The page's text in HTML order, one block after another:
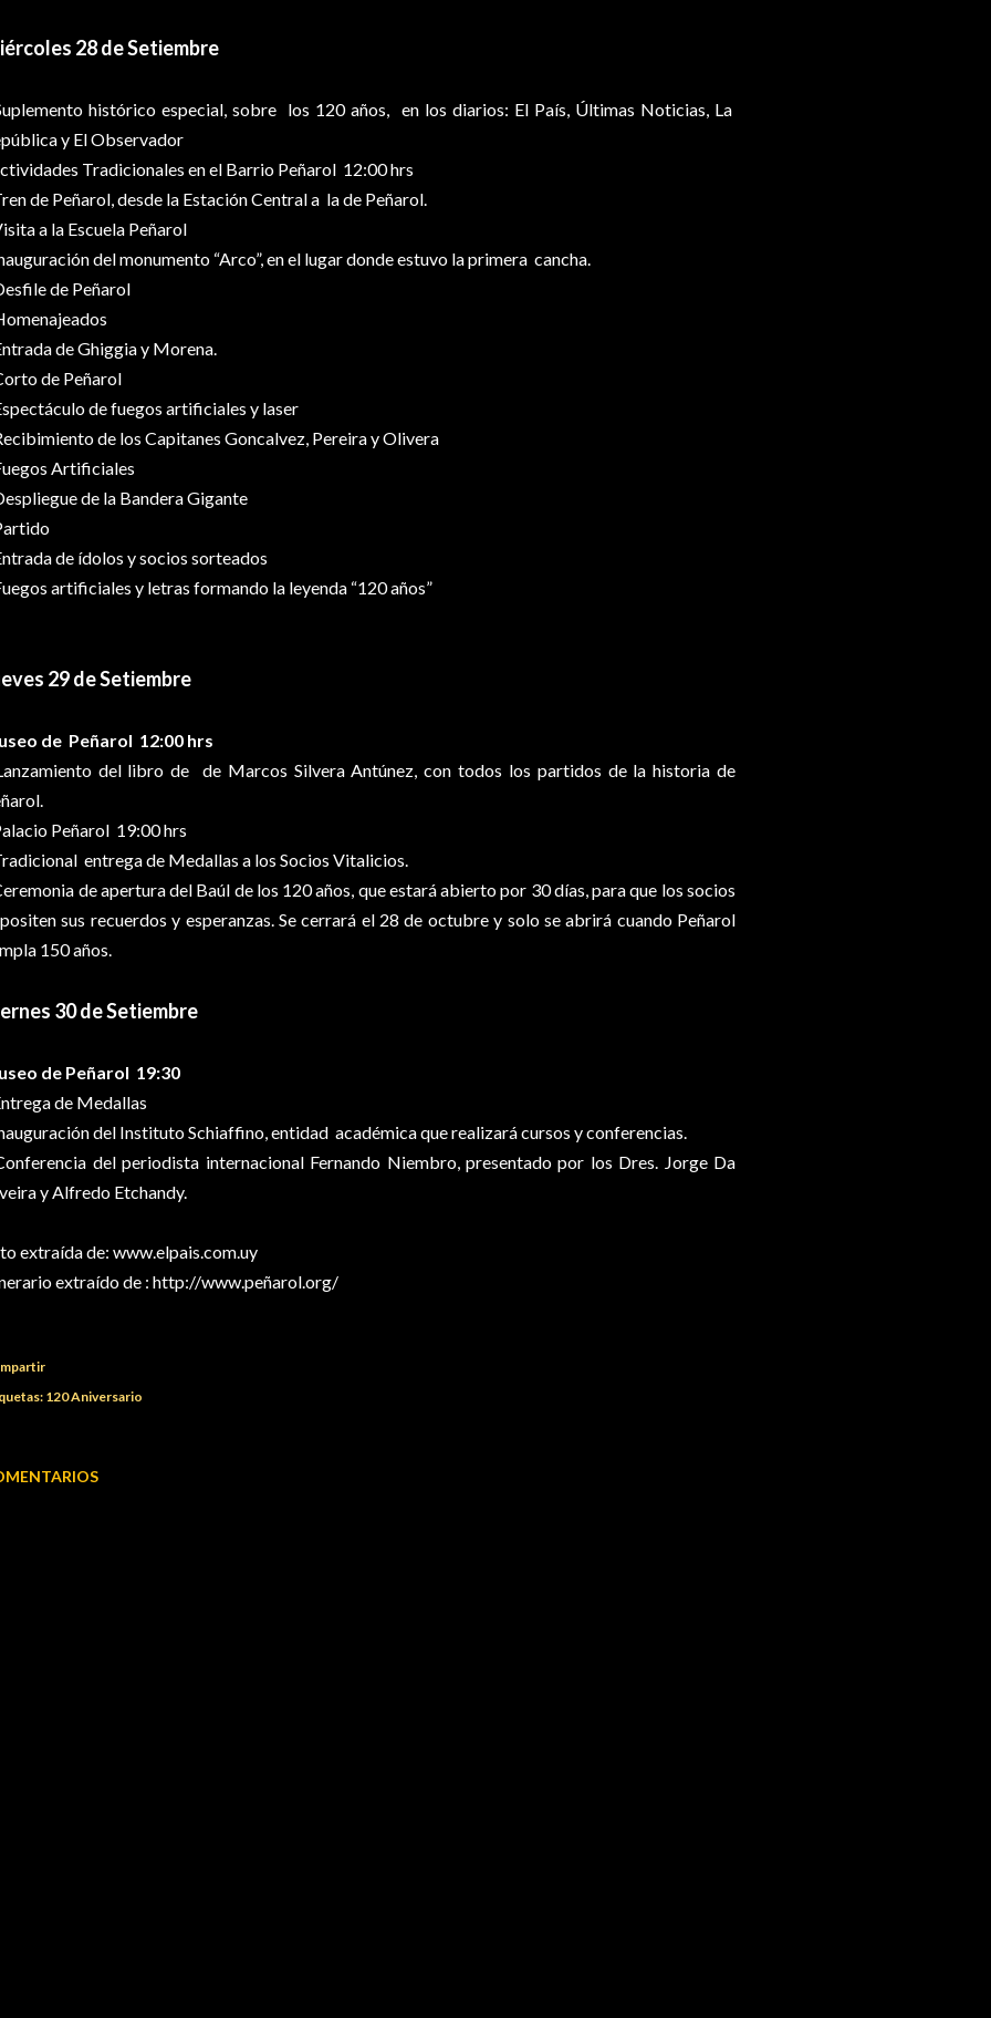
28 de Setiembre
histórico especial, sobre los 120 años, en los diarios: El País, Últimas Noticias, La
y El Observador
Tradicionales en el Barrio Peñarol 12:00 hrs
de Peñarol, desde la Estación Central a la de Peñarol.
a la Escuela Peñarol
del monumento “Arco”, en el lugar donde estuvo la primera cancha.
de Peñarol
de Ghiggia y Morena.
de Peñarol
de fuegos artificiales y laser
de los Capitanes Goncalvez, Pereira y Olivera
Artificiales
de la Bandera Gigante
de ídolos y socios sorteados
artificiales y letras formando la leyenda “120 años”
29 de Setiembre
de Peñarol 12:00 hrs
del libro de de Marcos Silvera Antúnez, con todos los partidos de la historia de
Peñarol 19:00 hrs
entrega de Medallas a los Socios Vitalicios.
de apertura del Baúl de los 120 años, que estará abierto por 30 días, para que los socios
sus recuerdos y esperanzas. Se cerrará el 28 de octubre y solo se abrirá cuando Peñarol
150 años.
30 de Setiembre
de Peñarol 19:30
de Medallas
del Instituto Schiaffino, entidad académica que realizará cursos y conferencias.
del periodista internacional Fernando Niembro, presentado por los Dres. Jorge Da
y Alfredo Etchandy.
extraída de: www.elpais.com.uy
extraído de : http://www.peñarol.org/
120 Aniversario